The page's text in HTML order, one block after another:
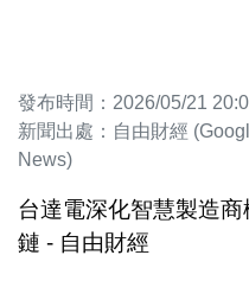
發布時間：2026/05/21
新聞出處：自由財經
News)
台達電深化智慧製造
鏈 - 自由財經